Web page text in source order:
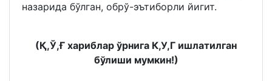
назарида бўлган, обрў-эътиборли йигит.
(Қ,Ў,Ғ хариблар ўрнига К,У,Г ишлатилган
бўлиши мумкин!)